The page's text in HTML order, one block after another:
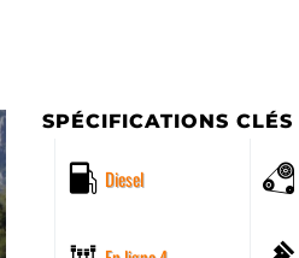
SPÉCIFICATIONS CLÉS
Diesel